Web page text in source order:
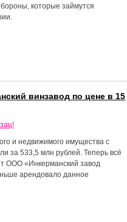
которые займутся
винзавод по цене в 15
и недвижимого имущества с
за 533,5 млн рублей. Теперь всё
ООО «Инкерманский завод
арендовало данное